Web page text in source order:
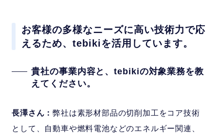
お客様の多様なニーズに高い技術力で応
えるため、tebikiを活用しています。
貴社の事業内容と、tebikiの対象業務を教
えてください。
長澤さん：弊社は素形材部品の切削加工をコア技術
として、自動車や燃料電池などのエネルギー関連、